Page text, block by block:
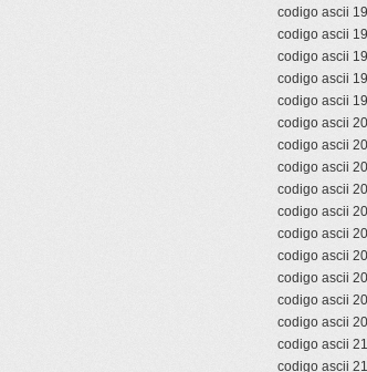
codigo ascii
codigo ascii
codigo ascii
codigo ascii
codigo ascii
codigo ascii
codigo ascii
codigo ascii
codigo ascii
codigo ascii
codigo ascii
codigo ascii
codigo ascii
codigo ascii
codigo ascii
codigo ascii
codigo ascii